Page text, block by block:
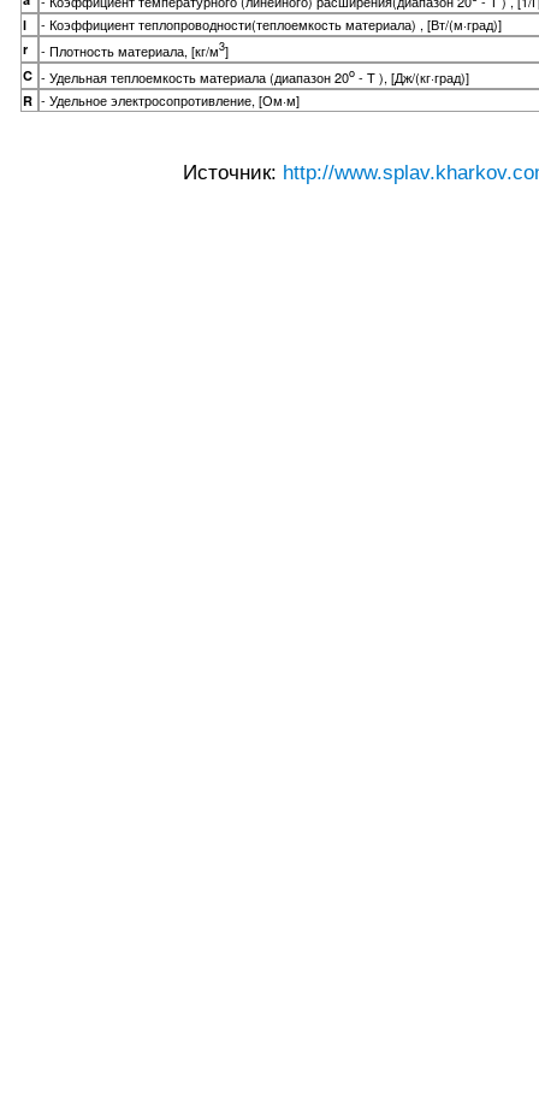
l - Коэффициент теплопроводности(теплоемкость материала) , [Вт/(м·град)]
r - Плотность материала, [кг/м3]
C - Удельная теплоемкость материала (диапазон 20o - T ), [Дж/(кг·град)]
R - Удельное электросопротивление, [Ом·м]
Источник: http://